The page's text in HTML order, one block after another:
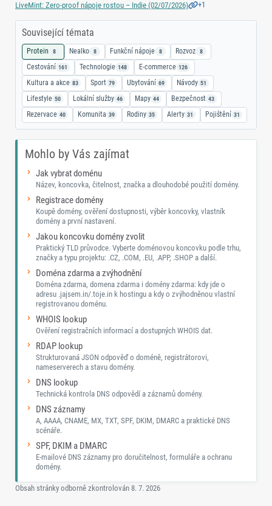
LiveMint: Zero‑proof nápoje rostou – Indie (02/07/2026)
+1
Související témata
Protein 8 Nealko 8 Funkční nápoje 8 Rozvoz 8
Cestování 161 Technologie 148 E-commerce 126
Kultura a akce 83 Sport 79 Ubytování 69 Návody 51
Lifestyle 50 Lokální služby 46 Mapy 44 Bezpečnost 43
Rezervace 40 Komunita 39 Rodiny 35 Alerty 31 Pojištění 31
Mohlo by Vás zajímat
Jak vybrat doménu
Název, koncovka, čitelnost, značka a dlouhodobé použití domény.
Registrace domény
Koupě domény, ověření dostupnosti, výběr koncovky, vlastník
domény a první nastavení.
Jakou koncovku domény zvolit
Praktický TLD průvodce. Vyberte doménovou koncovku podle trhu,
značky a typu projektu: .CZ, .COM, .EU, .APP, .SHOP a další.
Doména zdarma a zvýhodnění
Doména zdarma, domena zdarma i domény zdarma: kdy jde o
adresu .jajsem.in/.toje.in k hostingu a kdy o zvýhodněnou vlastní
registrovanou doménu.
WHOIS lookup
Ověření registračních informací a dostupných WHOIS dat.
RDAP lookup
Strukturovaná JSON odpověď o doméně, registrátorovi,
nameserverech a stavu domény.
DNS lookup
Technická kontrola DNS odpovědí a záznamů domény.
DNS záznamy
A, AAAA, CNAME, MX, TXT, SPF, DKIM, DMARC a praktické DNS
scénáře.
SPF, DKIM a DMARC
E-mailové DNS záznamy pro doručitelnost, formuláře a ochranu
domény.
Obsah stránky odborně zkontrolován 8. 7. 2026